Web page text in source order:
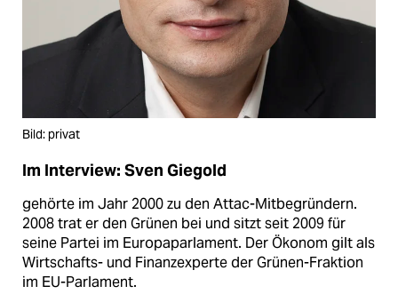
Bild: privat
Im Interview: Sven Giegold
gehörte im Jahr 2000 zu den Attac-Mitbegründern.
2008 trat er den Grünen bei und sitzt seit 2009 für
seine Partei im Europaparlament. Der Ökonom gilt als
Wirtschafts- und Finanzexperte der Grünen-Fraktion
im EU-Parlament.